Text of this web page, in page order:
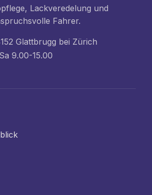
Lackveredelung und
Fahrer.
Glattbrugg bei Zürich
9.00-15.00